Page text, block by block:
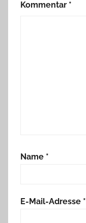
Kommentar *
Name *
E-Mail-Adresse *